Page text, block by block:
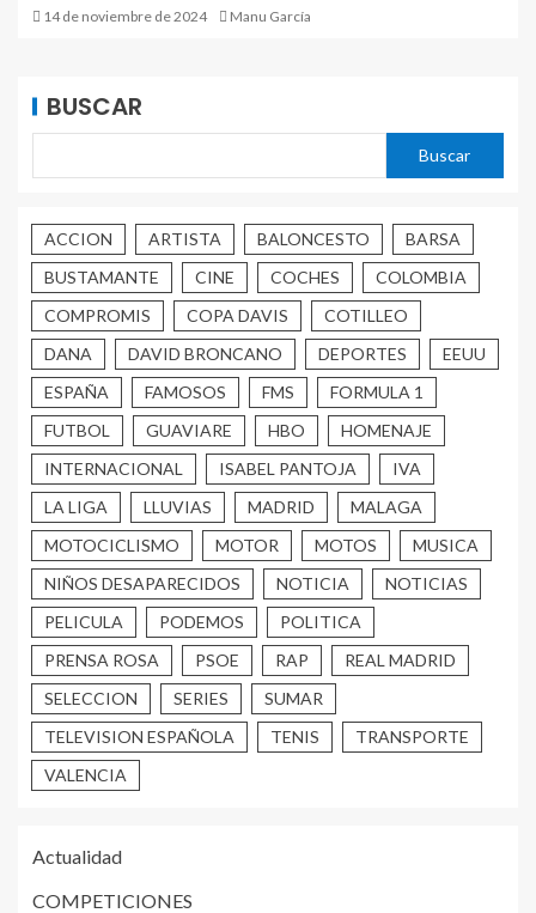
14 de noviembre de 2024 Manu García
BUSCAR
Buscar
ACCION ARTISTA BALONCESTO
BARSA
BUSTAMANTE
CINE COCHES
COLOMBIA
COMPROMIS
COPA DAVIS
COTILLEO
DANA
DAVID BRONCANO DEPORTES
EEUU
ESPAÑA
FAMOSOS FMS
FORMULA 1
FUTBOL
GUAVIARE HBO
HOMENAJE
INTERNACIONAL
ISABEL PANTOJA
IVA
LA LIGA
LLUVIAS MADRID
MALAGA
MOTOCICLISMO
MOTOR MOTOS
MUSICA
NIÑOS DESAPARECIDOS
NOTICIA
NOTICIAS
PELICULA
PODEMOS
POLITICA
PRENSA ROSA
PSOE RAP
REAL MADRID
SELECCION
SERIES
SUMAR
TELEVISION ESPAÑOLA
TENIS
TRANSPORTE
VALENCIA
Actualidad
COMPETICIONES